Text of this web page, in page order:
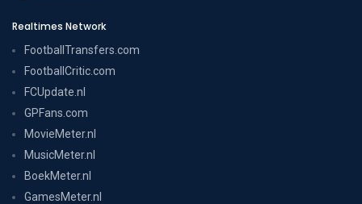
Realtimes Network
FootballTransfers.com
FootballCritic.com
FCUpdate.nl
GPFans.com
MovieMeter.nl
MusicMeter.nl
BoekMeter.nl
GamesMeter.nl